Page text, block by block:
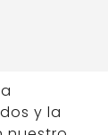
y la